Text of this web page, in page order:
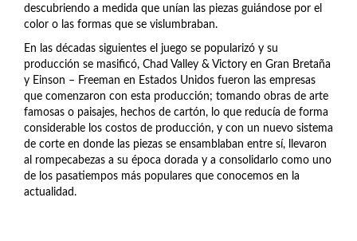
descubriendo a medida que unían las piezas guiándose por el
color o las formas que se vislumbraban.
En las décadas siguientes el juego se popularizó y su
producción se masificó, Chad Valley & Victory en Gran Bretaña
y Einson – Freeman en Estados Unidos fueron las empresas
que comenzaron con esta producción; tomando obras de arte
famosas o paisajes, hechos de cartón, lo que reducía de forma
considerable los costos de producción, y con un nuevo sistema
de corte en donde las piezas se ensamblaban entre sí, llevaron
al rompecabezas a su época dorada y a consolidarlo como uno
de los pasatiempos más populares que conocemos en la
actualidad.